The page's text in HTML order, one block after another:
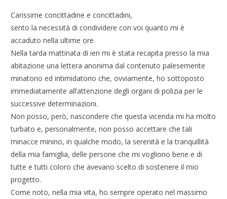
Carissime concittadine e concittadini,
sento la necessità di condividere con voi quanto mi è
accaduto nella ultime ore.
Nella tarda mattinata di ieri mi è stata recapita presso la mia
abitazione una lettera anonima dal contenuto palesemente
minatorio ed intimidatorio che, ovviamente, ho sottoposto
immediatamente all’attenzione degli organi di polizia per le
successive determinazioni.
Non posso, però, nascondere che questa vicenda mi ha molto
turbato e, personalmente, non posso accettare che tali
minacce minino, in qualche modo, la serenità e la tranquillità
della mia famiglia, delle persone che mi vogliono bene e di
tutte e tutti coloro che avevano scelto di sostenere il mio
progetto.
Come noto, nella mia vita, ho sempre operato nel massimo